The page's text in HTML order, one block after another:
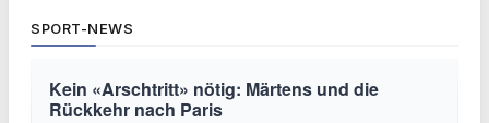
SPORT-NEWS
Kein «Arschtritt» nötig: Märtens und die
Rückkehr nach Paris